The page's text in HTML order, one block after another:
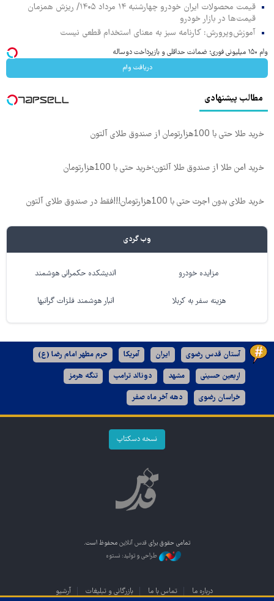
قیمت محصولات ایران خودرو چهارشنبه ۱۴ مرداد ۱۴۰۵/ ریزش همزمان
قیمت‌ها در بازار خودرو
آموزش‌وپرورش: کارنامه سبز به معنای استخدام قطعی نیست
وام ۱۵۰ میلیونی فوری؛ ضمانت حداقلی و بازپرداخت دوساله
دریافت وام
مطالب پیشنهادی
خرید طلا حتی با 100هزارتومان از صندوق طلای آلتون
خرید امن طلا از صندوق طلا آلتون؛خرید حتی با 100هزارتومان
خرید طلای بدون اجرت حتی با 100هزارتومان!!!فقط در صندوق طلای آلتون
وب گردی
مزایده خودرو اندیشکده حکمرانی هوشمند
هزینه سفر به کربلا انبار هوشمند فلزات گرانبها
آستان قدس رضوی ایران آمریکا حرم مطهر امام رضا (ع)
اربعین حسینی مشهد دونالد ترامپ تنگه هرمز
خراسان رضوی دهه آخر ماه صفر
نسخه دسکتاپ
تمامی حقوق برای قدس آنلاین محفوظ است.
طراحی و تولید: نستوه
درباره ما تماس با ما بازرگانی و تبلیغات آرشیو